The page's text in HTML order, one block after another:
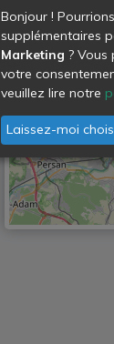
Bonjour !
supplémentaires
Marketing ?
votre
veuillez lire notre
Laissez-moi